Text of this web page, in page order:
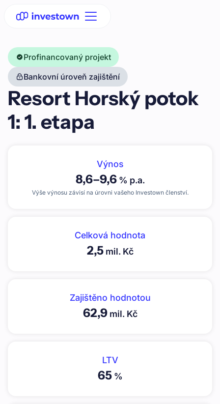
Profinancovaný projekt
Bankovní úroveň zajištění
Resort Horský potok
1: 1. etapa
Výnos
8,6–9,6% p.a.
Výše výnosu závisí na úrovni vašeho Investown členství.
Celková hodnota
2,5mil. Kč
Zajištěno hodnotou
62,9mil. Kč
LTV
65%